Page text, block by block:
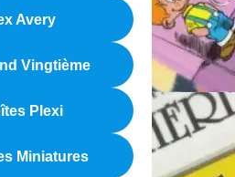
Avery
Vingtième
Plexi
Miniatures